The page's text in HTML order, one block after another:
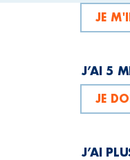
JE
J’AI 5
JE
J’AI